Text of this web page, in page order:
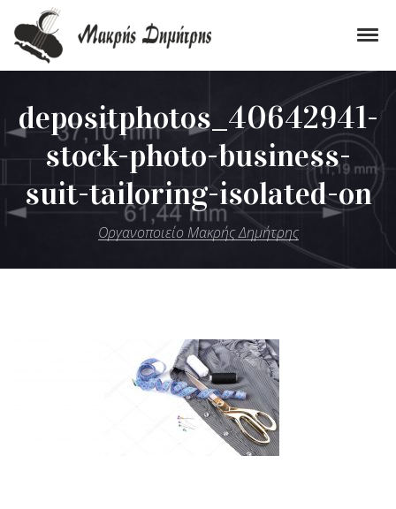
Skip to navigation
Skip to content
Οργανοποιείο Μακρής Δημήτρης
Εργαστήριο Κατασκευής Παραδοσιακών Μουσικών Οργάνων
depositphotos_40642941-
stock-photo-business-
suit-tailoring-isolated-on
Οργανοποιείο Μακρής Δημήτρης